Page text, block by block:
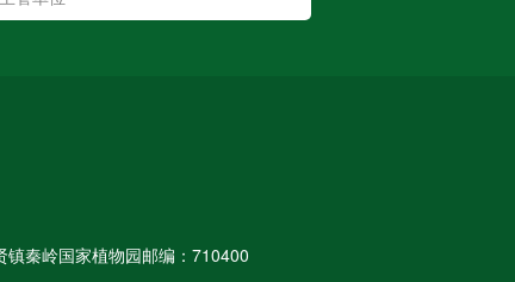
镇秦岭国家植物园邮编：710400